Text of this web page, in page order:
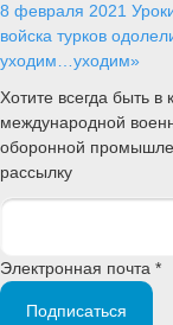
8 февраля 2021
войска турков
уходим…уходим»
Хотите всегда быть в
международной
оборонной
рассылку
Электронная почта *
Подписаться